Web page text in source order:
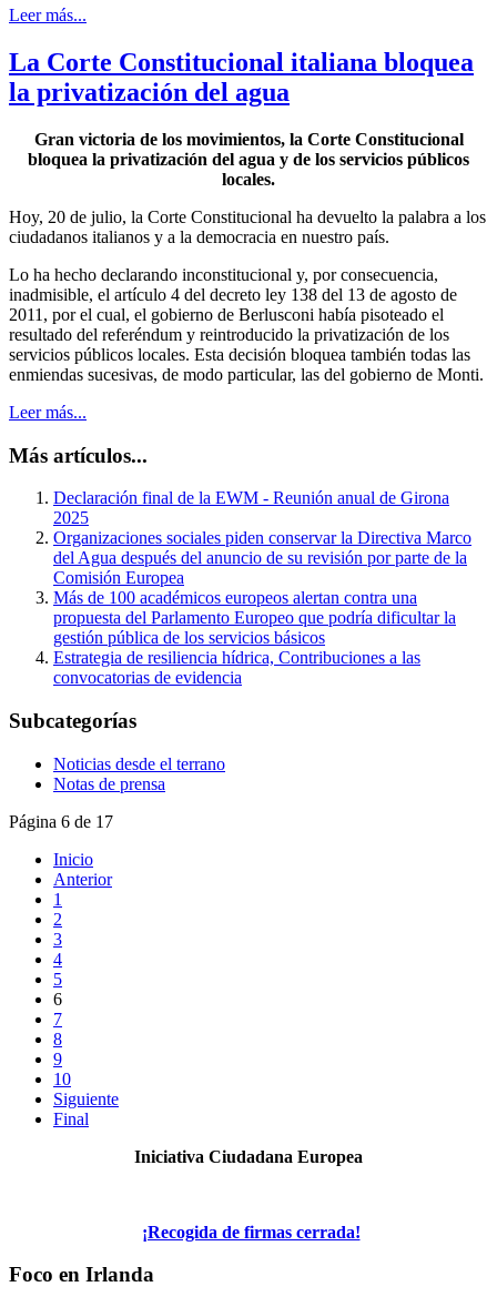
Leer más...
La Corte Constitucional italiana bloquea
la privatización del agua
Gran victoria de los movimientos, la Corte Constitucional
bloquea la privatización del agua y de los servicios públicos
locales.
Hoy, 20 de julio, la Corte Constitucional ha devuelto la palabra a los
ciudadanos italianos y a la democracia en nuestro país.
Lo ha hecho declarando inconstitucional y, por consecuencia,
inadmisible, el artículo 4 del decreto ley 138 del 13 de agosto de
2011, por el cual, el gobierno de Berlusconi había pisoteado el
resultado del referéndum y reintroducido la privatización de los
servicios públicos locales. Esta decisión bloquea también todas las
enmiendas sucesivas, de modo particular, las del gobierno de Monti.
Leer más...
Más artículos...
Declaración final de la EWM - Reunión anual de Girona
2025
Organizaciones sociales piden conservar la Directiva Marco
del Agua después del anuncio de su revisión por parte de la
Comisión Europea
Más de 100 académicos europeos alertan contra una
propuesta del Parlamento Europeo que podría dificultar la
gestión pública de los servicios básicos
Estrategia de resiliencia hídrica, Contribuciones a las
convocatorias de evidencia
Subcategorías
Noticias desde el terrano
Notas de prensa
Página 6 de 17
Inicio
Anterior
1
2
3
4
5
6
7
8
9
10
Siguiente
Final
Iniciativa Ciudadana Europea
¡Recogida de firmas cerrada!
Foco en Irlanda